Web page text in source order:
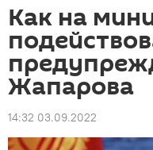
Как на
Жапарова
14:32 03.09.2022